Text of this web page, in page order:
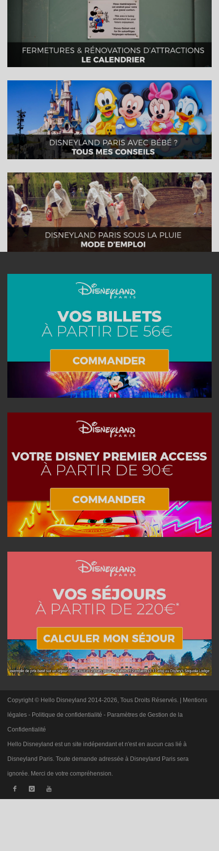
Copyright © Hello Disneyland 2014-2026, Tous Droits Réservés. | Mentions
légales - Politique de confidentialité - Paramètres de Gestion de la
Confidentialité
Hello Disneyland est un site indépendant et n'est en aucun cas lié à
Disneyland Paris. Toute demande adressée à Disneyland Paris sera
ignorée. Merci de votre compréhension.